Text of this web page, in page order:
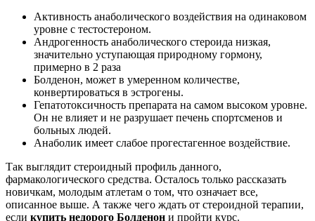
Активность анаболического воздействия на одинаковом
уровне с тестостероном.
Андрогенность анаболического стероида низкая,
значительно уступающая природному гормону,
примерно в 2 раза
Болденон, может в умеренном количестве,
конвертироваться в эстрогены.
Гепатотоксичность препарата на самом высоком уровне.
Он не влияет и не разрушает печень спортсменов и
больных людей.
Анаболик имеет слабое прогестагенное воздействие.
Так выглядит стероидный профиль данного,
фармакологического средства. Осталось только рассказать
новичкам, молодым атлетам о том, что означает все,
описанное выше. А также чего ждать от стероидной терапии,
если купить недорого Болденон и пройти курс.